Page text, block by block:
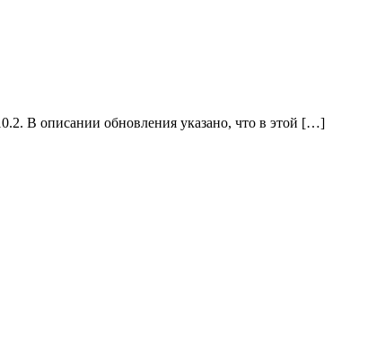
В описании обновления указано, что в этой […]